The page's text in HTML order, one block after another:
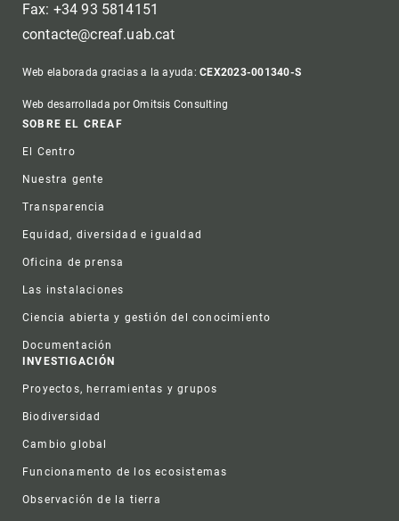
Fax: +34 93 5814151
contacte@creaf.uab.cat
Web elaborada gracias a la ayuda:CEX2023-001340-S
Web desarrollada por Omitsis Consulting
Footer
SOBRE EL CREAF
El Centro
Nuestra gente
Transparencia
Equidad, diversidad e igualdad
Oficina de prensa
Las instalaciones
Ciencia abierta y gestión del conocimiento
Documentación
INVESTIGACIÓN
Proyectos, herramientas y grupos
Biodiversidad
Cambio global
Funcionamento de los ecosistemas
Observación de la tierra